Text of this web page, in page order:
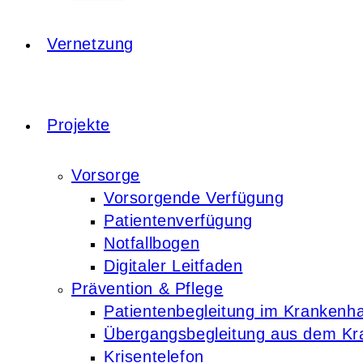
Vernetzung
Projekte
Vorsorge
Vorsorgende Verfügung
Patientenverfügung
Notfallbogen
Digitaler Leitfaden
Prävention & Pflege
Patientenbegleitung im
Übergangsbegleitung aus dem
Krisentelefon